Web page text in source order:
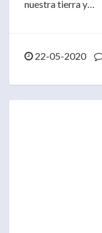
nuestra tierra y…
22-05-2020